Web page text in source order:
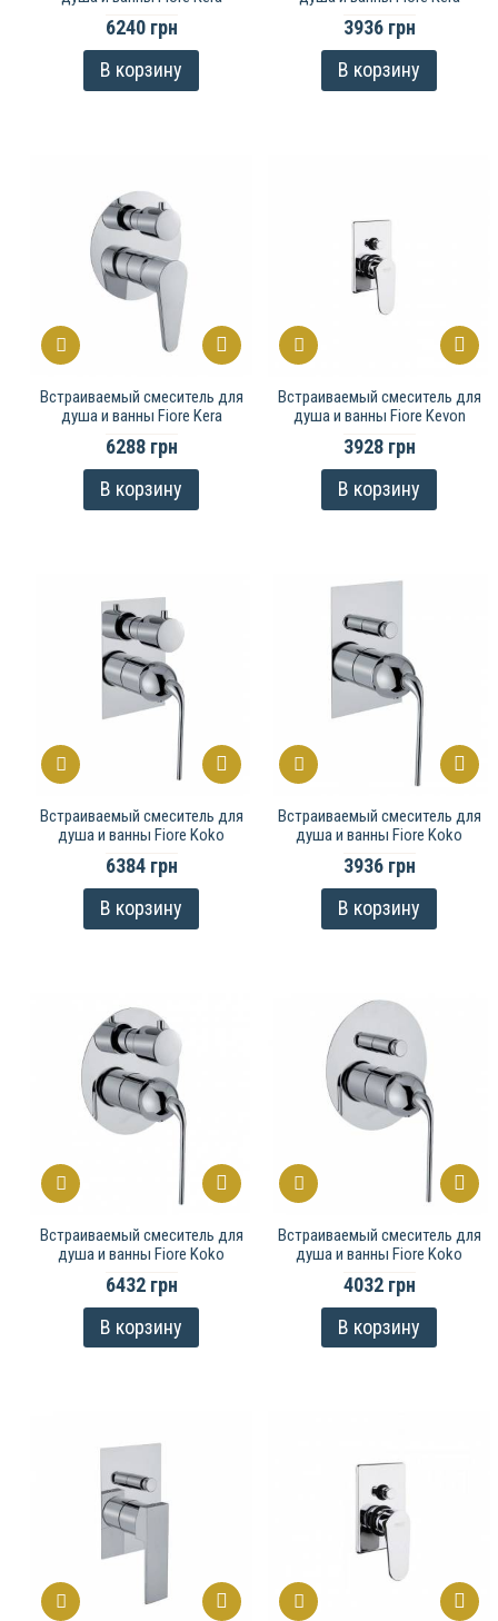
6240 грн
В корзину
3936 грн
В корзину
Встраиваемый смеситель для
душа и ванны Fiore Kera
6288 грн
В корзину
Встраиваемый смеситель для
душа и ванны Fiore Kevon
3928 грн
В корзину
Встраиваемый смеситель для
душа и ванны Fiore Koko
6384 грн
В корзину
Встраиваемый смеситель для
душа и ванны Fiore Koko
3936 грн
В корзину
Встраиваемый смеситель для
душа и ванны Fiore Koko
6432 грн
В корзину
Встраиваемый смеситель для
душа и ванны Fiore Koko
4032 грн
В корзину